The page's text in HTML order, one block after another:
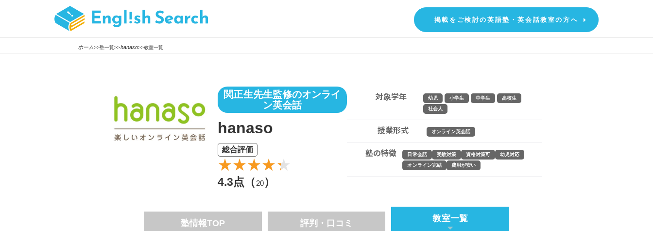
掲載をご検討の英語塾・英会話教室の方へ
ホーム>>塾一覧>>hanaso>>教室一覧
関正生先生監修のオンライ
ン英会話
hanaso
総合評価
4.3点（ 20）
対象学年 幼児 小学生 中学生
高校生
社会人
授業形式 オンライン英会話
塾の特徴 日常会話 受験対策 資格対策可
幼児対応
オンライン完結
費用が安い
塾情報TOP 評判・口コミ 教室一覧